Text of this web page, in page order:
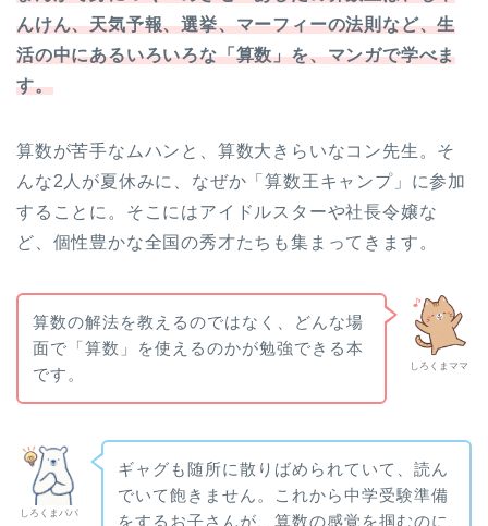
んけん、天気予報、選挙、マーフィーの法則など、生
活の中にあるいろいろな「算数」を、マンガで学べま
す。
算数が苦手なムハンと、算数大きらいなコン先生。そ
んな2人が夏休みに、なぜか「算数王キャンプ」に参加
することに。そこにはアイドルスターや社長令嬢な
ど、個性豊かな全国の秀才たちも集まってきます。
しろくまママ
算数の解法を教えるのではなく、どんな場
面で「算数」を使えるのかが勉強できる本
です。
しろくまパパ
ギャグも随所に散りばめられていて、読ん
でいて飽きません。これから中学受験準備
をするお子さんが、算数の感覚を掴むのに